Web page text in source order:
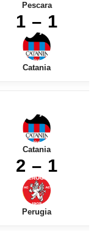
Pescara
1 – 1
Catania
Catania
2 – 1
Perugia